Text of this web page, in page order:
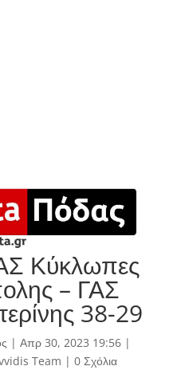
Κύκλωπες
– ΓΑΣ
38-29
| Απρ 30, 2023 19:56|
Team | 0 Σχόλια